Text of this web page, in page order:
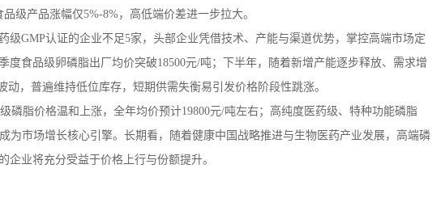
品级产品涨幅仅5%-8%，高低端价差进一步拉大。
级GMP认证的企业不足5家，头部企业凭借技术、产能与渠道优势，掌控高端市场定
度食品级卵磷脂出厂均价突破18500元/吨；下半年，随着新增产能逐步释放、需求增
，普遍维持低位库存，短期供需失衡易引发价格阶段性跳涨。
磷脂价格温和上涨，全年均价预计19800元/吨左右；高纯度医药级、特种功能磷脂
为市场增长核心引擎。长期看，随着健康中国战略推进与生物医药产业发展，高端磷
业将充分受益于价格上行与份额提升。